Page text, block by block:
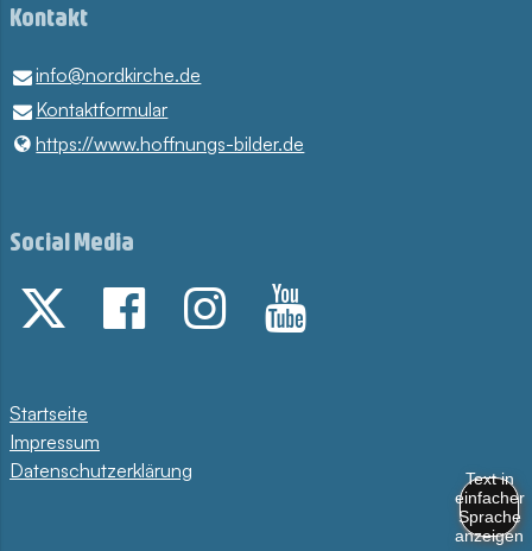
Kontakt
info@​nordkirche.​de
Kontaktformular
https://www.​hoffnungs-bilder.​de
Social Media
Startseite
Impressum
Datenschutzerklärung